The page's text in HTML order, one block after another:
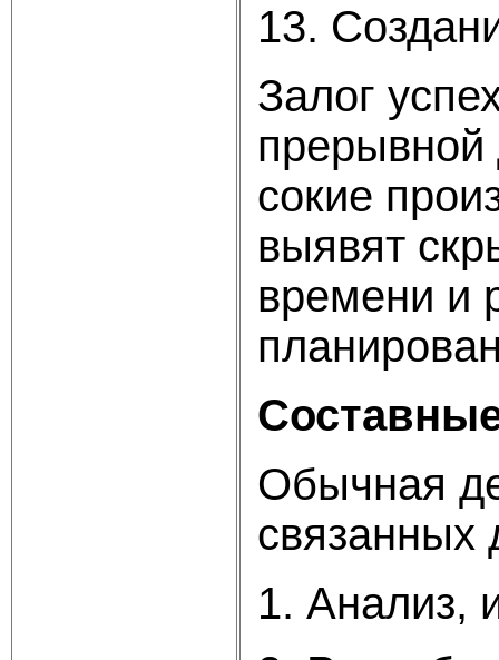
13.
Залог
прерывной
сокие
выявят
времени и
Обычная
связанных
1. Анализ,